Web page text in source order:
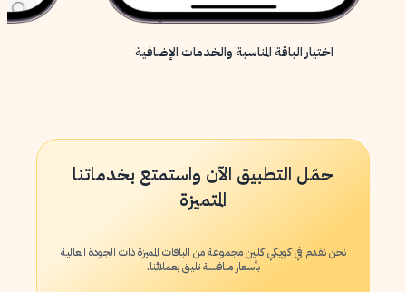
اختيار الباقة المناسبة والخدمات الإضافية
حمّل التطبيق الآن واستمتع بخدماتنا
المتميزة
نحن نقدم في كويكي كلين مجموعة من الباقات المميزة ذات الجودة العالية
بأسعار منافسة تليق بعملائنا.